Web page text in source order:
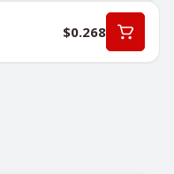
$0.268